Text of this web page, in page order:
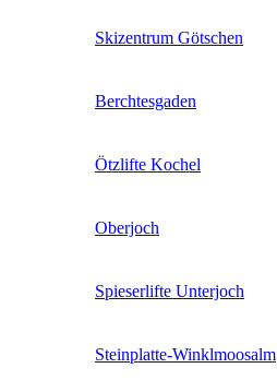
Skizentrum Götschen
Berchtesgaden
Ötzlifte Kochel
Oberjoch
Spieserlifte Unterjoch
Steinplatte-Winklmoosalm